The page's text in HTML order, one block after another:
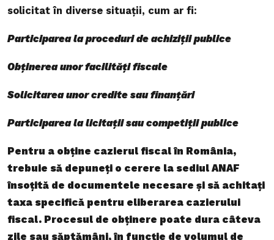
solicitat în diverse situații, cum ar fi:
Participarea la proceduri de achiziții publice
Obținerea unor facilități fiscale
Solicitarea unor credite sau finanțări
Participarea la licitații sau competiții publice
Pentru a obține cazierul fiscal în România,
trebuie să depuneți o cerere la sediul ANAF
însoțită de documentele necesare și să achitați
taxa specifică pentru eliberarea cazierului
fiscal. Procesul de obținere poate dura câteva
zile sau săptămâni, în funcție de volumul de